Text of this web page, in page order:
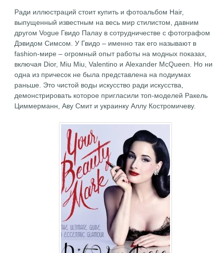
Ради иллюстраций стоит купить и фотоальбом Hair,
выпущенный известным на весь мир стилистом, давним
другом Vogue Гвидо Палау в сотрудничестве с фотографом
Дэвидом Симсом. У Гвидо – именно так его называют в
fashion-мире – огромный опыт работы на модных показах,
включая Dior, Miu Miu, Valentino и Alexander McQueen. Но ни
одна из причесок не была представлена на подиумах
раньше. Это чистой воды искусство ради искусства,
демонстрировать которое пригласили топ-моделей Ракель
Циммерманн, Аву Смит и украинку Аллу Костромичеву.